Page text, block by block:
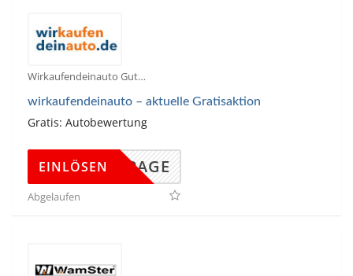
Wirkaufendeinauto Gutscheine
wirkaufendeinauto – aktuelle Gratisaktion
Gratis: Autobewertung
DINGPAGE
EINLÖSEN
Abgelaufen